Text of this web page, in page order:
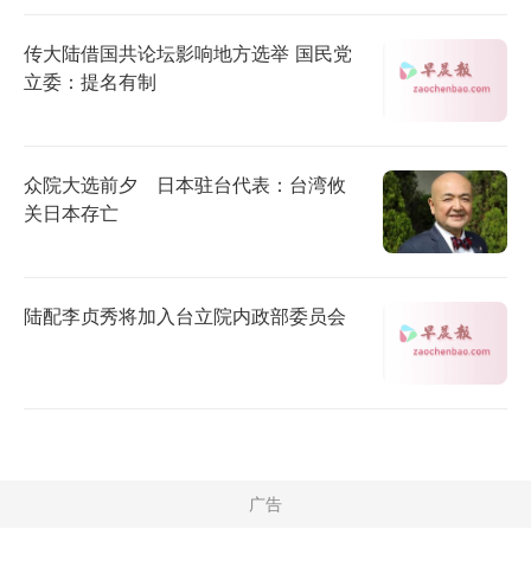
传大陆借国共论坛影响地方选举 国民党
立委：提名有制
众院大选前夕 日本驻台代表：台湾攸
关日本存亡
陆配李贞秀将加入台立院内政部委员会